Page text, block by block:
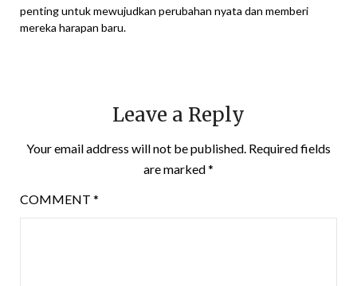
penting untuk mewujudkan perubahan nyata dan memberi
mereka harapan baru.
Leave a Reply
Your email address will not be published. Required fields
are marked*
COMMENT *